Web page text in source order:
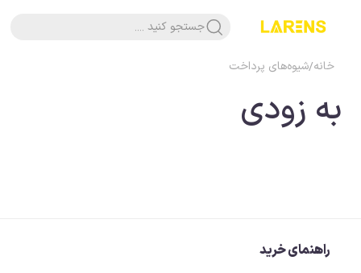
جستجو کنید ....
خانه/شیوه‌های پرداخت
به زودی
راهنمای خرید